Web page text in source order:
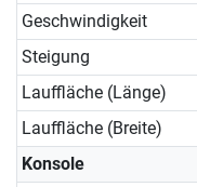
Geschwindigkeit
Steigung
Lauffläche (Länge)
Lauffläche (Breite)
Konsole